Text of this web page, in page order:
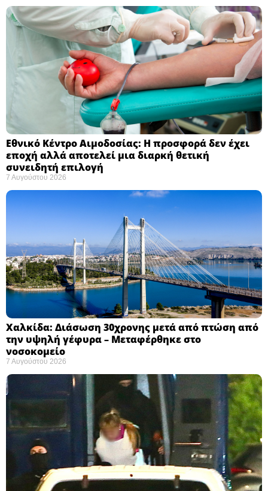
Εθνικό Κέντρο Αιμοδοσίας: H προσφορά δεν έχει
εποχή αλλά αποτελεί μια διαρκή θετική
συνειδητή επιλογή ​
7 Αυγούστου 2026
Χαλκίδα: Διάσωση 30χρονης μετά από πτώση από
την υψηλή γέφυρα – Μεταφέρθηκε στο
νοσοκομείο ​
7 Αυγούστου 2026